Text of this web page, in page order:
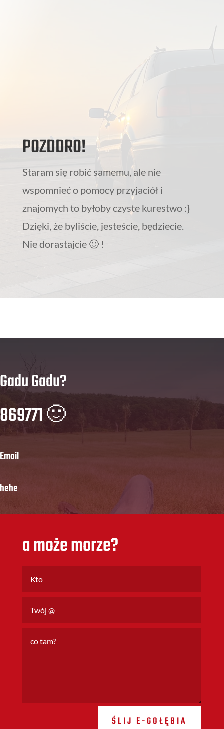
POZDDRO!
Staram się robić samemu, ale nie
wspomnieć o pomocy przyjaciół i
znajomych to byłoby czyste kurestwo :}
Dzięki, że byliście, jesteście, będziecie.
Nie dorastajcie 🙂 !
Gadu Gadu?
869771 🙂
Email
hehe
a może morze?
ŚLIJ E-GOŁĘBIA